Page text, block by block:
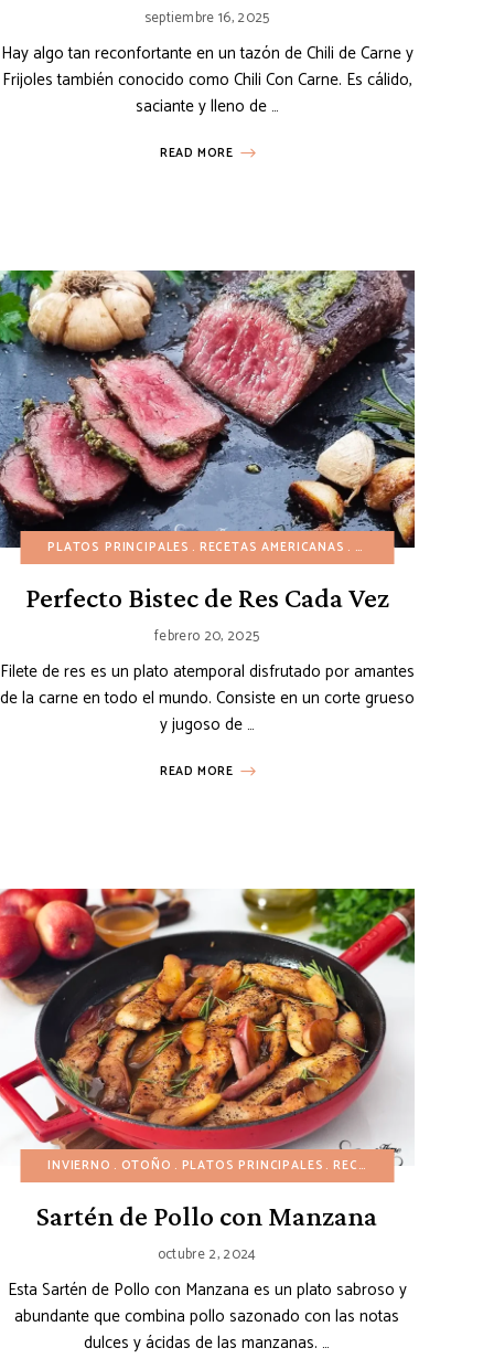
septiembre 16, 2025
Hay algo tan reconfortante en un tazón de Chili de Carne y
Frijoles también conocido como Chili Con Carne. Es cálido,
saciante y lleno de …
READ MORE
EUROPEAS UNA OLLA/SARTÉN VERANO VÍDEOS
AMERICANAS RECETAS ECONÓMICAS RECETAS EN 30 MINUTOS
PLATOS PRINCIPALES RECETAS AMERICANAS RECETAS EN 30
Perfecto Bistec de Res Cada Vez
febrero 20, 2025
Filete de res es un plato atemporal disfrutado por amantes
de la carne en todo el mundo. Consiste en un corte grueso
y jugoso de …
READ MORE
UNA OLLA/SARTÉN
MINUTOS RECETAS SALUDABLES SIN HUEVO SOPAS UNA OLLA/
INVIERNO OTOÑO PLATOS PRINCIPALES RECETAS AMERICANAS
Sartén de Pollo con Manzana
octubre 2, 2024
Esta Sartén de Pollo con Manzana es un plato sabroso y
abundante que combina pollo sazonado con las notas
dulces y ácidas de las manzanas. …